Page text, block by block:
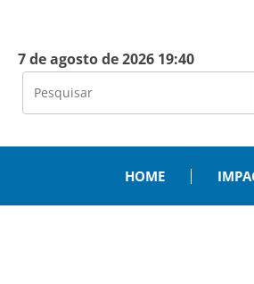
7 de agosto de 2026 19:40
HOME